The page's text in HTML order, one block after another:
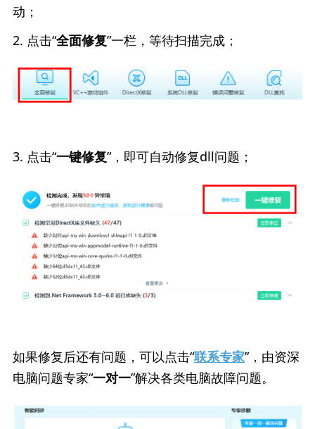
动；
2. 点击“全面修复”一栏，等待扫描完成；
3. 点击“一键修复”，即可自动修复dll问题；
如果修复后还有问题，可以点击“联系专家”，由资深
电脑问题专家“一对一”解决各类电脑故障问题。